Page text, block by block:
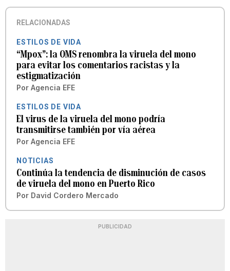
RELACIONADAS
ESTILOS DE VIDA
“Mpox”: la OMS renombra la viruela del mono
para evitar los comentarios racistas y la
estigmatización
Por Agencia EFE
ESTILOS DE VIDA
El virus de la viruela del mono podría
transmitirse también por vía aérea
Por Agencia EFE
NOTICIAS
Continúa la tendencia de disminución de casos
de viruela del mono en Puerto Rico
Por David Cordero Mercado
PUBLICIDAD